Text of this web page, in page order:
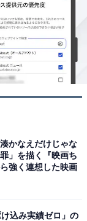
での「両替」
かなえだけじゃな
」を描く『映画ち
強く連想した映画
込み実績ゼロ」の